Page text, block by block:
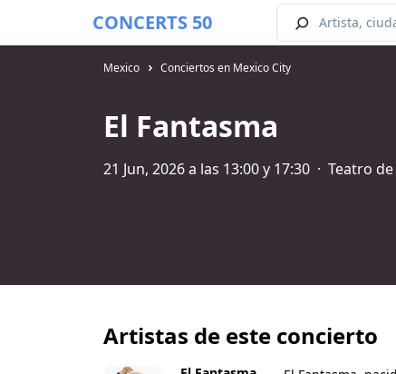
CONCERTS 50
Mexico Conciertos en Mexico City
El Fantasma
21 Jun, 2026 a las 13:00 y 17:30 · Teatro
Artistas de este concierto